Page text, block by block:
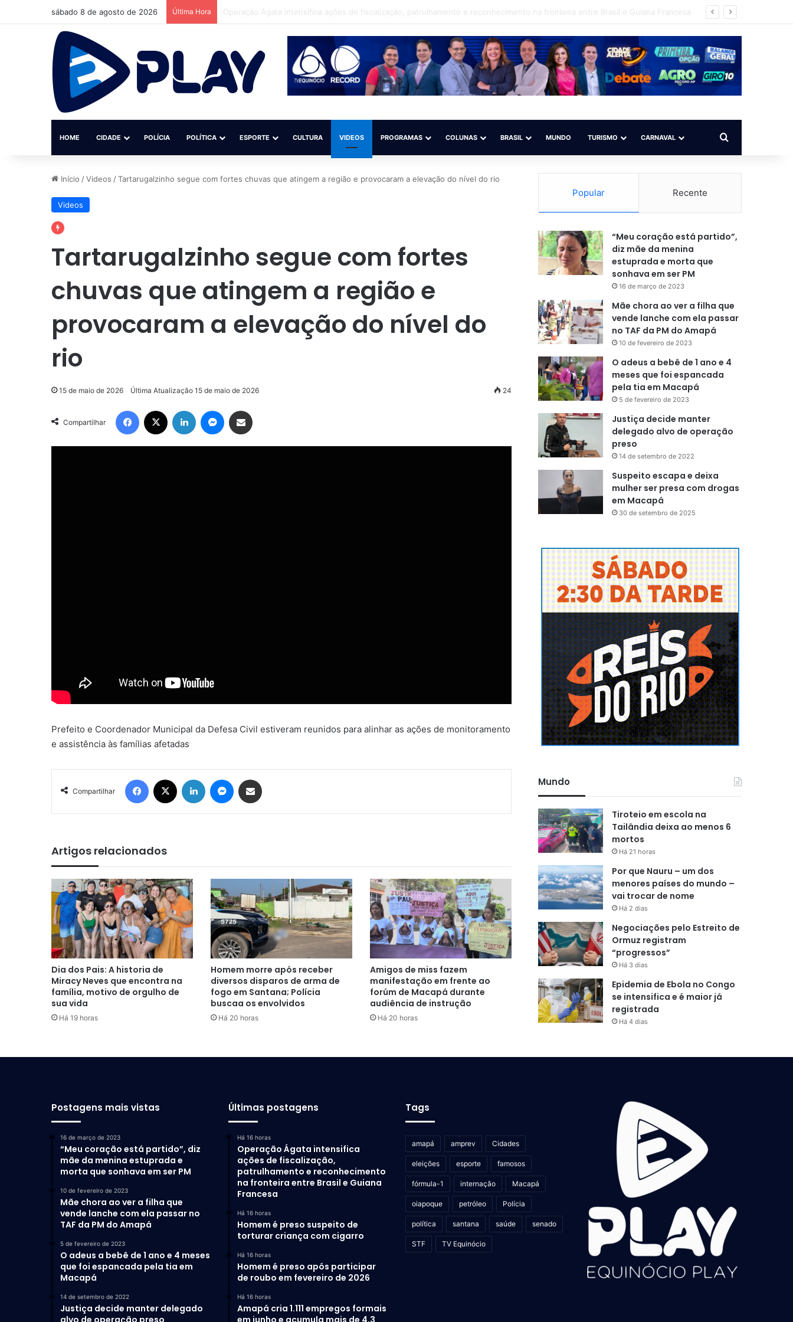
sábado 8 de agosto de 2026 Última Hora Homem é preso suspeito de torturar criança com cigarro
HOME CIDADE POLÍCIA POLÍTICA ESPORTE CULTURA VIDEOS PROGRAMAS COLUNAS BRASIL MUNDO TURISMO CARNAVAL Procurar por
Início /Videos /Tartarugalzinho segue com fortes chuvas que atingem a região e provocaram a elevação do nível do rio
Videos
Tartarugalzinho segue com fortes
chuvas que atingem a região e
provocaram a elevação do nível do
rio
15 de maio de 2026 Última Atualização 15 de maio de 2026 24
Compartilhar
Facebook Linkedin Messenger
Prefeito e Coordenador Municipal da Defesa Civil estiveram reunidos para alinhar as ações de monitoramento
e assistência às famílias afetadas
Compartilhar
Facebook Linkedin Messenger
Artigos relacionados
Dia dos Pais: A historia de
Miracy Neves que encontra na
família, motivo de orgulho de
sua vida
Há 19 horas
Homem morre após receber
diversos disparos de arma de
fogo em Santana; Polícia
buscaa os envolvidos
Há 20 horas
Amigos de miss fazem
manifestação em frente ao
forúm de Macapá durante
audiência de instrução
Há 20 horas
Popular Recente
“Meu coração está partido”,
diz mãe da menina
estuprada e morta que
sonhava em ser PM
16 de março de 2023
Mãe chora ao ver a filha que
vende lanche com ela passar
no TAF da PM do Amapá
10 de fevereiro de 2023
O adeus a bebê de 1 ano e 4
meses que foi espancada
pela tia em Macapá
5 de fevereiro de 2023
Justiça decide manter
delegado alvo de operação
preso
14 de setembro de 2022
Suspeito escapa e deixa
mulher ser presa com drogas
em Macapá
30 de setembro de 2025
Mundo
Tiroteio em escola na
Tailândia deixa ao menos 6
mortos
Há 21 horas
Por que Nauru – um dos
menores países do mundo –
vai trocar de nome
Há 2 dias
Negociações pelo Estreito de
Ormuz registram
“progressos”
Há 3 dias
Epidemia de Ebola no Congo
se intensifica e é maior já
registrada
Há 4 dias
Postagens mais vistas
16 de março de 2023
“Meu coração está partido”, diz
mãe da menina estuprada e
morta que sonhava em ser PM
10 de fevereiro de 2023
Mãe chora ao ver a filha que
vende lanche com ela passar no
TAF da PM do Amapá
5 de fevereiro de 2023
O adeus a bebê de 1 ano e 4 meses
que foi espancada pela tia em
Macapá
14 de setembro de 2022
Justiça decide manter delegado
alvo de operação preso
Últimas postagens
Há 16 horas
Operação Ágata intensifica
ações de fiscalização,
patrulhamento e reconhecimento
na fronteira entre Brasil e Guiana
Francesa
Há 16 horas
Homem é preso suspeito de
torturar criança com cigarro
Há 16 horas
Homem é preso após participar
de roubo em fevereiro de 2026
Há 16 horas
Amapá cria 1.111 empregos formais
em junho e acumula mais de 4,3
Tags
amapá amprev Cidades
eleições esporte famosos
fórmula-1 internação Macapá
oiapoque petróleo Polícia
política santana saúde senado
STF TV Equinócio